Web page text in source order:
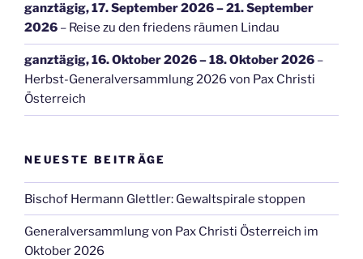
ganztägig,17. September 2026–21. September
2026 – Reise zu den friedens räumen Lindau
ganztägig,16. Oktober 2026–18. Oktober 2026 –
Herbst-Generalversammlung 2026 von Pax Christi
Österreich
NEUESTE BEITRÄGE
Bischof Hermann Glettler: Gewaltspirale stoppen
Generalversammlung von Pax Christi Österreich im
Oktober 2026